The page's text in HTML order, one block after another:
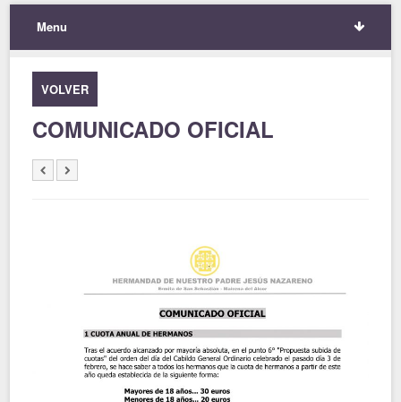
Menu
VOLVER
COMUNICADO OFICIAL